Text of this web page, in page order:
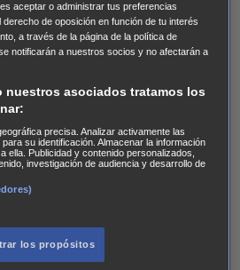
Pandora En fuera de juego
de la ley Duplicated Preacher
Circuito cerradoAlert: Unidad
blanco Hannibal Daños y Perjuicios
Three PinesAccused CarterAlice
Blindspot Coyote
aceptar o administrar tus preferencias
derecho de oposición en función de tu interés
a través de la página de la política de
notificarán a nuestros socios y no afectarán a
nuestros asociados tratamos los
precisa. Analizar activamente las
su identificación. Almacenar la información
ella. Publicidad y contenido personalizados,
investigación de audiencia y desarrollo de
los propósitos